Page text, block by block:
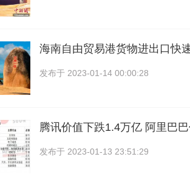
海南自由贸易港货物进出口快
发布于 2023-01-14 00:00:28
腾讯价值下跌1.4万亿 阿里巴
发布于 2023-01-13 23:51:29